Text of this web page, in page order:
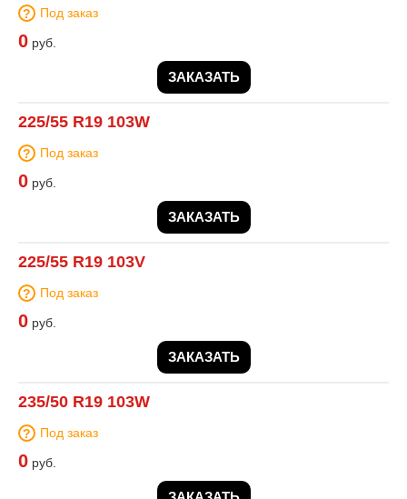
Под заказ
0 руб.
ЗАКАЗАТЬ
225/55 R19 103W
Под заказ
0 руб.
ЗАКАЗАТЬ
225/55 R19 103V
Под заказ
0 руб.
ЗАКАЗАТЬ
235/50 R19 103W
Под заказ
0 руб.